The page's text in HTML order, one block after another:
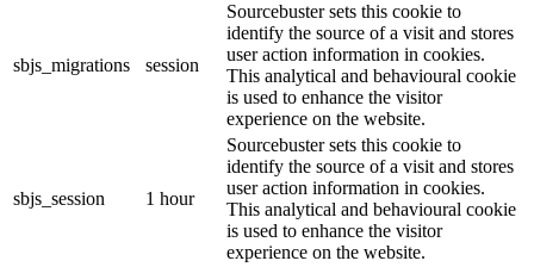
sbjs_migrations session
Sourcebuster sets this cookie to
identify the source of a visit and stores
user action information in cookies.
This analytical and behavioural cookie
is used to enhance the visitor
experience on the website.
sbjs_session 1 hour
Sourcebuster sets this cookie to
identify the source of a visit and stores
user action information in cookies.
This analytical and behavioural cookie
is used to enhance the visitor
experience on the website.